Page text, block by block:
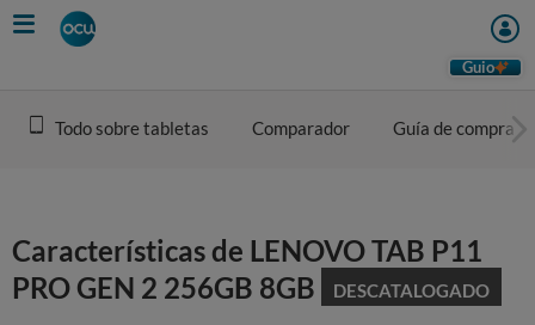
Skip
to
Guio
Todo sobre tabletas Comparador Guía de compra
Características de LENOVO TAB P11
PRO GEN 2 256GB 8GB
DESCATALOGADO